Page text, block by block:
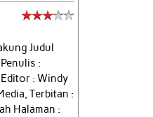
Judul
:
: Windy
Terbitan :
Halaman :